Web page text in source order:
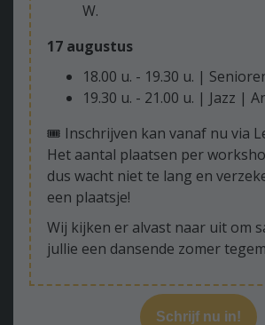
W.
17 augustus
18.00 u. - 19.30 u. |
19.30 u. - 21.00 u. | Jazz |
🎟️ Inschrijven kan vanaf nu via
Het aantal plaatsen per
dus wacht niet te lang en
een plaatsje!
Wij kijken er alvast naar uit om
jullie een dansende zomer
Schrijf nu in!